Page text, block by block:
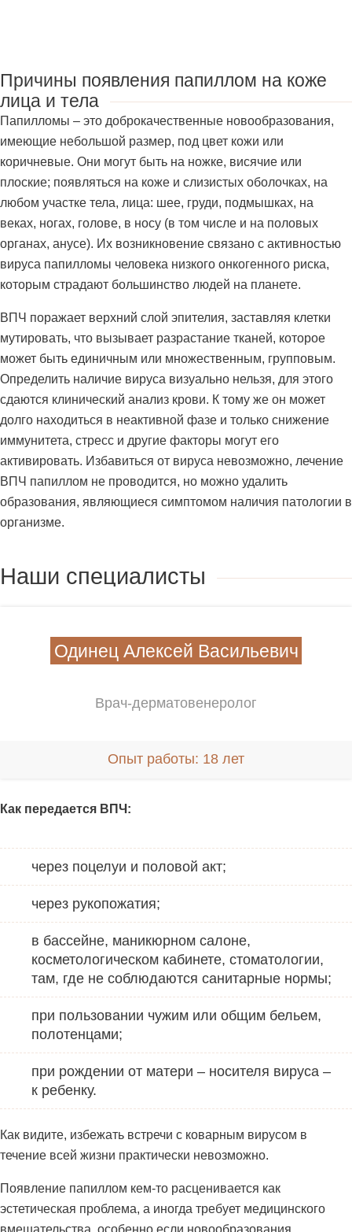
Причины появления папиллом на коже
лица и тела
Папилломы – это доброкачественные новообразования,
имеющие небольшой размер, под цвет кожи или
коричневые. Они могут быть на ножке, висячие или
плоские; появляться на коже и слизистых оболочках, на
любом участке тела, лица: шее, груди, подмышках, на
веках, ногах, голове, в носу (в том числе и на половых
органах, анусе). Их возникновение связано с активностью
вируса папилломы человека низкого онкогенного риска,
которым страдают большинство людей на планете.
ВПЧ поражает верхний слой эпителия, заставляя клетки
мутировать, что вызывает разрастание тканей, которое
может быть единичным или множественным, групповым.
Определить наличие вируса визуально нельзя, для этого
сдаются клинический анализ крови. К тому же он может
долго находиться в неактивной фазе и только снижение
иммунитета, стресс и другие факторы могут его
активировать. Избавиться от вируса невозможно, лечение
ВПЧ папиллом не проводится, но можно удалить
образования, являющиеся симптомом наличия патологии в
организме.
Наши специалисты
Одинец Алексей Васильевич
Врач-дерматовенеролог
Опыт работы: 18 лет
Как передается ВПЧ:
через поцелуи и половой акт;
через рукопожатия;
в бассейне, маникюрном салоне,
косметологическом кабинете, стоматологии,
там, где не соблюдаются санитарные нормы;
при пользовании чужим или общим бельем,
полотенцами;
при рождении от матери – носителя вируса –
к ребенку.
Как видите, избежать встречи с коварным вирусом в
течение всей жизни практически невозможно.
Появление папиллом кем-то расценивается как
эстетическая проблема, а иногда требует медицинского
вмешательства, особенно если новообразования